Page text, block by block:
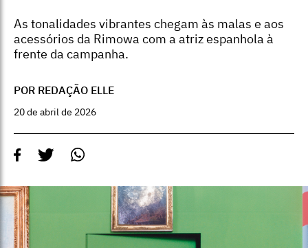
As tonalidades vibrantes chegam às malas e aos
acessórios da Rimowa com a atriz espanhola à
frente da campanha.
POR REDAÇÃO ELLE
20 de abril de 2026